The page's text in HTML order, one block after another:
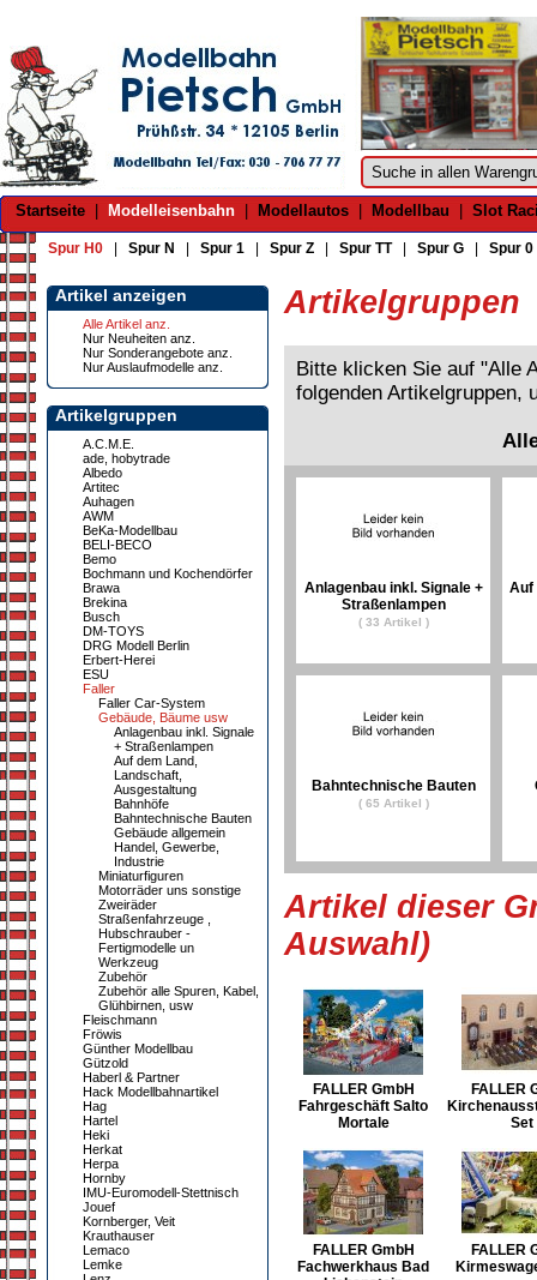
Startseite Modelleisenbahn Modellautos Modellbau Slot
Spur H0 Spur N Spur 1 Spur Z Spur TT| Spur G Spur 0
Artikel anzeigen
Alle Artikel anz.
Nur Neuheiten anz.
Nur Sonderangebote anz.
Nur Auslaufmodelle anz.
Artikelgruppen
A.C.M.E.
ade, hobytrade
Albedo
Artitec
Auhagen
AWM
BeKa-Modellbau
BELI-BECO
Bemo
Bochmann und Kochendörfer
Brawa
Brekina
Busch
DM-TOYS
DRG Modell Berlin
Erbert-Herei
ESU
Faller
Faller Car-System
Gebäude, Bäume usw
Anlagenbau inkl. Signale
+ Straßenlampen
Auf dem Land,
Landschaft,
Ausgestaltung
Bahnhöfe
Bahntechnische Bauten
Gebäude allgemein
Handel, Gewerbe,
Industrie
Miniaturfiguren
Motorräder uns sonstige
Zweiräder
Straßenfahrzeuge ,
Hubschrauber -
Fertigmodelle un
Werkzeug
Zubehör
Zubehör alle Spuren, Kabel,
Glühbirnen, usw
Fleischmann
Fröwis
Günther Modellbau
Gützold
Haberl & Partner
Hack Modellbahnartikel
Hag
Hartel
Heki
Herkat
Herpa
Hornby
IMU-Euromodell-Stettnisch
Jouef
Kornberger, Veit
Krauthauser
Lemaco
Lemke
Artikelgruppen
Bitte klicken Sie auf "Alle
folgenden Artikelgruppen,
Anlagenbau inkl. Signale +
Straßenlampen
( 33 Artikel )
Auf
Bahntechnische Bauten
( 65 Artikel )
Artikel dieser
Auswahl)
FALLER GmbH
Fahrgeschäft Salto
Mortale
FALLER
Set
FALLER GmbH
Fachwerkhaus Bad
FALLER